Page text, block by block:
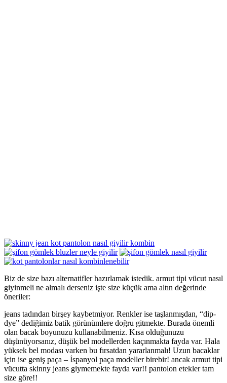
Biz de size bazı alternatifler hazırlamak istedik. armut tipi vücut nasıl
giyinmeli ne almalı derseniz işte size küçük ama altın değerinde
öneriler:
jeans tadından birşey kaybetmiyor. Renkler ise taşlanmışdan, “dip-
dye” dediğimiz batik görünümlere doğru gitmekte. Burada önemli
olan bacak boyunuzu kullanabilmeniz. Kısa olduğunuzu
düşünüyorsanız, düşük bel modellerden kaçınmakta fayda var. Hala
yüksek bel modası varken bu fırsatdan yararlanmalı! Uzun bacaklar
için ise geniş paça – İspanyol paça modeller birebir! ancak armut tipi
vücutta skinny jeans giymemekte fayda var!! pantolon etekler tam
size göre!!